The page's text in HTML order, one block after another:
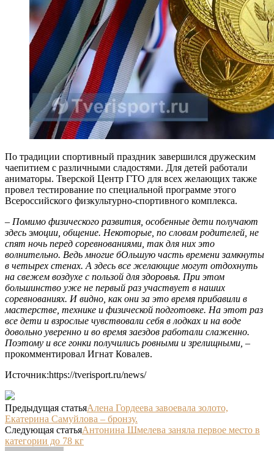
По традиции спортивный праздник завершился дружеским
чаепитием с различными сладостями. Для детей работали
аниматоры. Тверской Центр ГТО для всех желающих также
провел тестирование по специальной программе этого
Всероссийского физкультурно-спортивного комплекса.
– Помимо физического развития, особенные дети получают
здесь эмоции, общение. Некоторые, по словам родителей, не
спят ночь перед соревнованиями, так для них это
волнительно. Ведь многие бОльшую часть времени замкнуты
в четырех стенах. А здесь все желающие могут отдохнуть
на свежем воздухе с пользой для здоровья. При этом
большинство уже не первый раз участвует в наших
соревнованиях. И видно, как они за это время прибавили в
мастерстве, технике и физической подготовке. На этот раз
все дети и взрослые чувствовали себя в лодках и на воде
довольно уверенно и во время заездов работали слаженно.
Поэтому и все гонки получились ровными и зрелищными, –
прокомментировал Игнат Ковалев.
Источник:https://tverisport.ru/news/
Предыдущая статьяАлена Гордеева завоевала золото,
Екатерина Самуйлова – бронзу.
Следующая статьяАнтонина Шмелева заняла первое место в
категории до 78 кг